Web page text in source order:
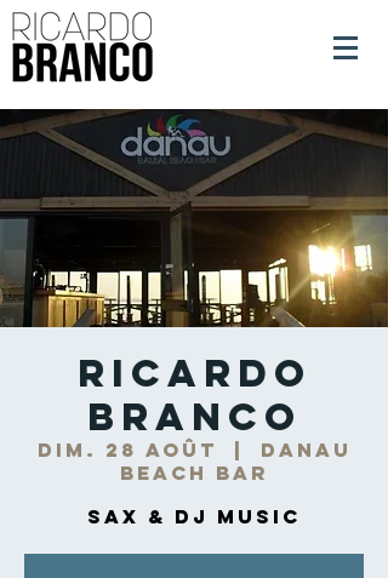
Ricardo
Branco
dim. 28 août
DANAU
Beach Bar
Sax & DJ Music